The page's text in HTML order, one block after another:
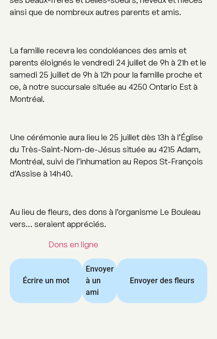
ainsi que de nombreux autres parents et amis.
La famille recevra les condoléances des amis et
parents éloignés le vendredi 24 juillet de 9h à 21h et le
samedi 25 juillet de 9h à 12h pour la famille proche et
ce, à notre succursale située au 4250 Ontario Est à
Montréal.
Une cérémonie aura lieu le 25 juillet dès 13h à l’Église
du Très-Saint-Nom-de-Jésus située au 4215 Adam,
Montréal, suivi de l’inhumation au Repos St-François
d’Assise à 14h40.
Au lieu de fleurs, des dons à l’organisme Le Bouleau
vers… seraient appréciés.
Dons en ligne
Écrire un mot
Envoyer
à un
ami
Envoyer des fleurs